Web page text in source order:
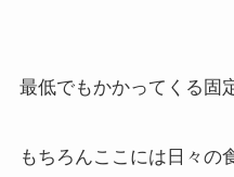
最低でもかかってくる固
もちろんここには日々の